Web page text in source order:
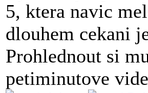
5, ktera navic
dlouhem cekani
Prohlednout si
petiminutove